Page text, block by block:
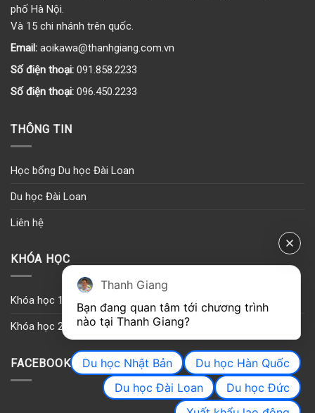
phố Hà Nội.
Và 15 chi nhánh trên quốc.
Email: aoikawa@thanhgiang.com.vn
Số điện thoại: 091.858.2233
Số điện thoại: 096.450.2233
THÔNG TIN
Học bổng Du học Đài Loan
Du học Đài Loan
Liên hệ
KHÓA HỌC
Khóa học 1
Khóa học 2
FACEBOOK
Thanh Giang
Bạn đang quan tâm tới chương trình
nào tại Thanh Giang?
Du học Nhật Bản
Du học Hàn Quốc
Du học Đài Loan
Du học Đức